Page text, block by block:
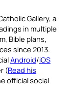
Gallery, a
in multiple
Bible plans,
since 2013.
Android/iOS
(Read his
official social